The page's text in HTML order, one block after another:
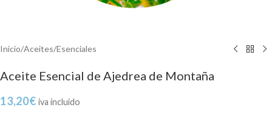
Inicio/Aceites/Esenciales
Aceite Esencial de Ajedrea de Montaña
13,20€ iva incluido